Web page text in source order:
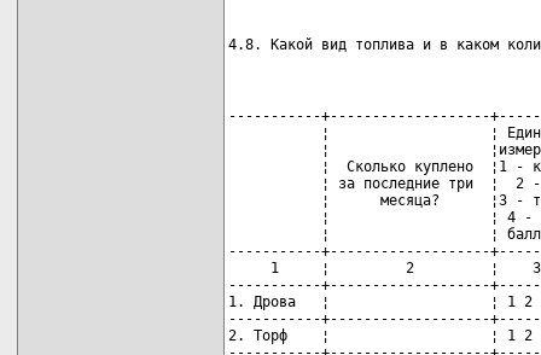
4.8. Какой вид топлива и в каком
-----------+-------------------
¦                   ¦
¦
¦  Сколько куплено  ¦1 -
¦ за последние три  ¦  2
¦      месяца?      ¦3 -
¦                   ¦ 4
¦                   ¦
-----------+-------------------
1     ¦         2         ¦
-----------+-------------------
1. Дрова   ¦                   ¦ 1
-----------+-------------------
2. Торф    ¦                   ¦ 1